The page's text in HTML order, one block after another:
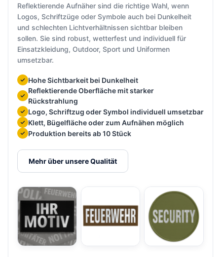
Reflektierende Aufnäher sind die richtige Wahl, wenn
Logos, Schriftzüge oder Symbole auch bei Dunkelheit
und schlechten Lichtverhältnissen sichtbar bleiben
sollen. Sie sind robust, wetterfest und individuell für
Einsatzkleidung, Outdoor, Sport und Uniformen
umsetzbar.
Hohe Sichtbarkeit bei Dunkelheit
Reflektierende Oberfläche mit starker
Rückstrahlung
Logo, Schriftzug oder Symbol individuell umsetzbar
Klett, Bügelfläche oder zum Aufnähen möglich
Produktion bereits ab 10 Stück
Mehr über unsere Qualität